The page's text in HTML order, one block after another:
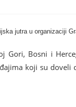
jutra u organizaciji
Gori, Bosni i
koji su